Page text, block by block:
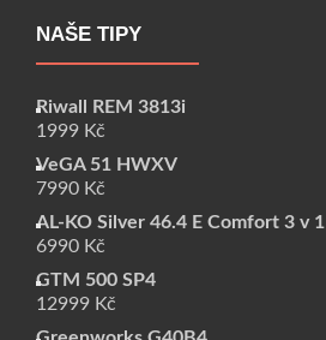
NAŠE TIPY
Riwall REM 3813i
1999 Kč
VeGA 51 HWXV
7990 Kč
AL-KO Silver 46.4 E Comfort 3 v 1
6990 Kč
GTM 500 SP4
12999 Kč